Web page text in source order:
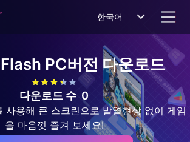
한국어
PC버전 다운로드
다운로드 수 0
사용해 큰 스크린으로 발열현상 없이 게임
을 마음껏 즐겨 보세요!